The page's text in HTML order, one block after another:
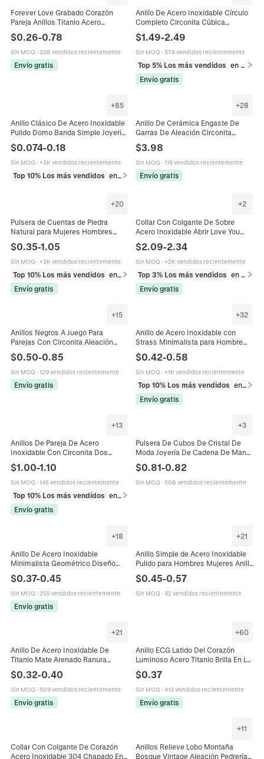
Forever Love Grabado Corazón
Pareja Anillos Titanio Acero
Inoxidable Circonia Alianza Joyería
Regalo Hombres Mujeres
$0.26-0.78
Sin MOQ · 338 vendidos recientemente
Envío gratis
Anillo De Acero Inoxidable Círculo
Completo Circonita Cúbica
Cuadrada Banda De Eternidad Para
Parejas Joyería Moda Simple
$1.49-2.49
Sin MOQ · 576 vendidos recientemente
Top 5% Los más vendidos
en Anillos
Envío gratis
+85
Anillo Clásico De Acero Inoxidable
Pulido Domo Banda Simple Joyería
Minimalista Para Hombres Mujeres
Pareja Boda
$0.074-0.18
Sin MOQ · +3K vendidos recientemente
Top 10% Los más vendidos en Anillos
+28
Anillo De Cerámica Engaste De
Garras De Aleación Circonita
Cúbica Redonda Joyería Moderna
Minimalista Para Mujeres Parejas
$3.98
Sin MOQ · 115 vendidos recientemente
Envío gratis
+20
Pulsera de Cuentas de Piedra
Natural para Mujeres Hombres
Energía Joyería Regalo Pulsera de
Amistad de Pareja
$0.35-1.05
Sin MOQ · +3K vendidos recientemente
Top 10% Los más vendidos
en Pulseras
Envío gratis
+2
Collar Con Colgante De Sobre
Acero Inoxidable Abrir Love You
Para Parejas Hombres Mujeres
$2.09-2.34
Sin MOQ · +2K vendidos recientemente
Top 3% Los más vendidos
Envío gratis
+15
Anillos Negros A Juego Para
Parejas Con Circonita Aleación
Bañada En Oro De 18K Y Joyas De
Moda De Acero Inoxidable
$0.50-0.85
Sin MOQ · 129 vendidos recientemente
Envío gratis
+32
Anillo de Acero Inoxidable con
Strass Minimalista para Hombre
Mujer Moda Geométrico
Galvanizado Joyería de Pareja
Regalo
$0.42-0.58
Sin MOQ · +1K vendidos recientemente
Top 10% Los más vendidos
en Anillos
Envío gratis
+13
Anillos De Pareja De Acero
Inoxidable Con Circonita Dos
Tonos Oro Rosa Plata Hueco
Filigrana Cepillado Joyería
$1.00-1.10
Sin MOQ · 145 vendidos recientemente
Top 10% Los más vendidos
en Anillos
Envío gratis
+3
Pulsera De Cubos De Cristal De
Moda Joyería De Cadena De Mano
De Cuentas Coloridas Geométricas
Para Mujeres Hombres Parejas
$0.81-0.82
Sin MOQ · 508 vendidos recientemente
+18
Anillo De Acero Inoxidable
Minimalista Geométrico Diseño
Hueco Joyería De Moda Unisex
Para Hombres Mujeres Parejas
$0.37-0.45
Sin MOQ · 255 vendidos recientemente
Envío gratis
+21
Anillo Simple de Acero Inoxidable
Pulido para Hombres Mujeres Anillo
de Banda Minimalista Oro Plata
Negro Unisex Joyería de Anillo de
Pareja
$0.45-0.57
Sin MOQ · 92 vendidos recientemente
+21
Anillo De Acero Inoxidable De
Titanio Mate Arenado Ranura
Central Pulida Joyería De Moda
Para Hombres Parejas
$0.32-0.40
Sin MOQ · 509 vendidos recientemente
Envío gratis
+60
Anillo ECG Latido Del Corazón
Luminoso Acero Titanio Brilla En La
Oscuridad Forma Corazón Joyería
Para Parejas Unisex
$0.37
Sin MOQ · 413 vendidos recientemente
Envío gratis
Collar Con Colgante De Corazón
Acero Inoxidable 304 Chapado En
+11
Anillos Relieve Lobo Montaña
Bosque Vintage Aleación Pedrería